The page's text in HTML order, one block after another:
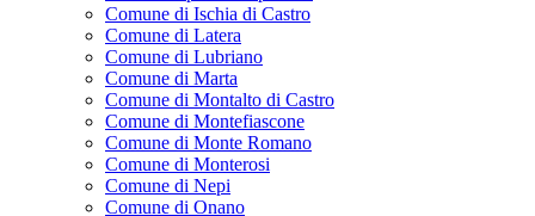
Comune di Ischia di Castro
Comune di Latera
Comune di Lubriano
Comune di Marta
Comune di Montalto di Castro
Comune di Montefiascone
Comune di Monte Romano
Comune di Monterosi
Comune di Nepi
Comune di Onano